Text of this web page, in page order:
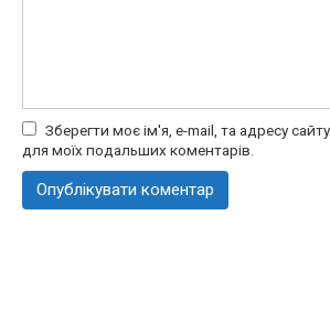
Зберегти моє ім'я, e-mail, та адресу
для моїх подальших коментарів.